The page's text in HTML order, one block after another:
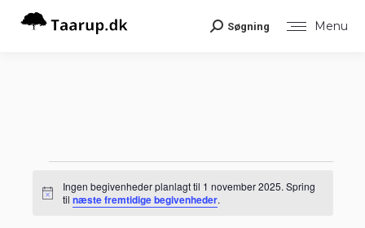
Menu
Search:
Søgning
Begivenheder
Notice
Ingen begivenheder planlagt til 1 november 2025. Spring
tilnæste fremtidige begivenheder.